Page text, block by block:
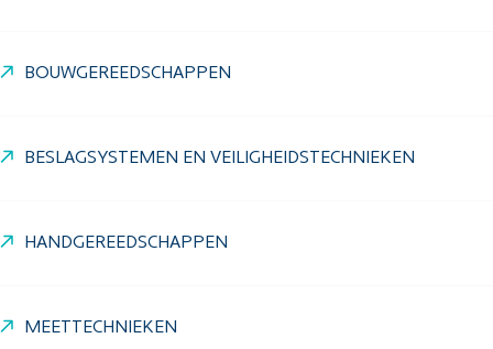
BOUWGEREEDSCHAPPEN
BESLAGSYSTEMEN EN VEILIGHEIDSTECHNIEKEN
HANDGEREEDSCHAPPEN
MEETTECHNIEKEN